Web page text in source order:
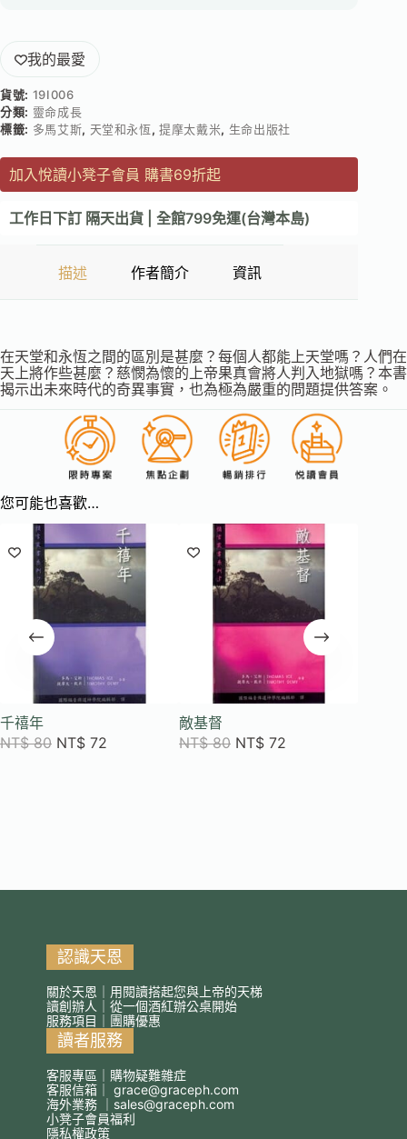
我的最愛
貨號: 19I006
分類: 靈命成長
標籤: 多馬艾斯, 天堂和永恆,提摩太戴米, 生命出版社
加入悅讀小凳子會員 購書69折起
工作日下訂 隔天出貨 | 全館799免運(台灣本島)
描述 作者簡介 資訊
在天堂和永恆之間的區別是甚麼？每個人都能上天堂嗎？人們在
天上將作些甚麼？慈憫為懷的上帝果真會將人判入地獄嗎？本書
揭示出未來時代的奇異事實，也為極為嚴重的問題提供答案。
您可能也喜歡…
千禧年
NT$80 NT$ 72
敵基督
NT$80 NT$ 72
認識天恩
關於天恩｜用閱讀搭起您與上帝的天梯
讀創辦人｜從一個酒紅辦公桌開始
服務項目｜團購優惠
讀者服務
客服專區｜購物疑難雜症
客服信箱｜ grace@graceph.com
海外業務 ｜ sales@graceph.com
小凳子會員福利
隱私權政策